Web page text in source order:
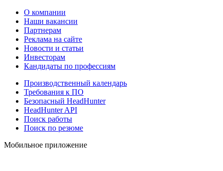
О компании
Наши вакансии
Партнерам
Реклама на сайте
Новости и статьи
Инвесторам
Кандидаты по профессиям
Производственный календарь
Требования к ПО
Безопасный HeadHunter
HeadHunter API
Поиск работы
Поиск по резюме
Мобильное приложение